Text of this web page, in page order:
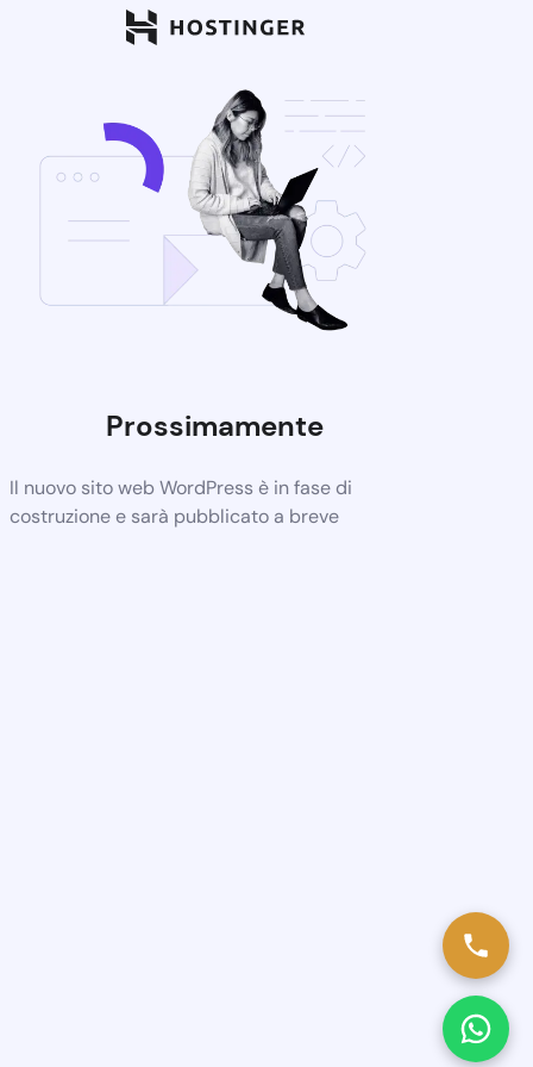
Prossimamente
Il nuovo sito web WordPress è in fase di
costruzione e sarà pubblicato a breve